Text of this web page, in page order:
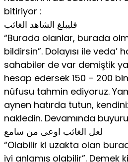
bitiriyor :
فليبلغ الشاهد الغائب
“Burada olanlar, burada
bildirsin”. Dolayısı ile veda’
sahabiler de var demiştik
hesap edersek 150 – 200
nüfusu tahmin ediyoruz.
aynen hatırda tutun,
nakledin. Devamında
لعل الغائب اوعى من سامع
“Olabilir ki uzakta olan
iyi anlamış olabilir”. Demek